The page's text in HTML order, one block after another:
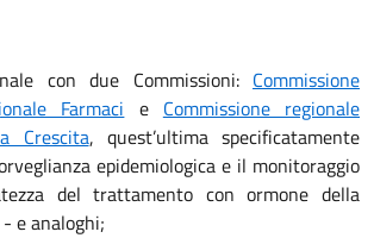
con due Commissioni: Commissione
Farmaci e Commissione regionale
Crescita, quest’ultima specificatamente
epidemiologica e il monitoraggio
del trattamento con ormone della
e analoghi;